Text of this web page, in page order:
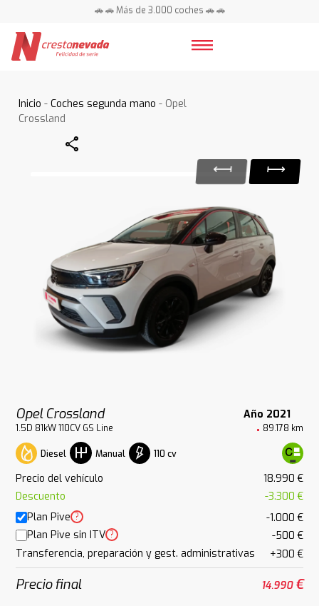
🚗 🚗 Más de 3.000 coches 🚗 🚗
Inicio -Coches segunda mano - Opel
Crossland
Share
Opel Crossland Año 2021
1.5D 81kW 110CV GS Line 89.178 km
Diesel Manual 110 cv
Precio del vehículo
18.990 €
Descuento
-3.300 €
Plan Pive ?
-1.000 €
Plan Pive sin ITV ?
-500 €
Transferencia, preparación y gest. administrativas
+300 €
Precio final 14.990€